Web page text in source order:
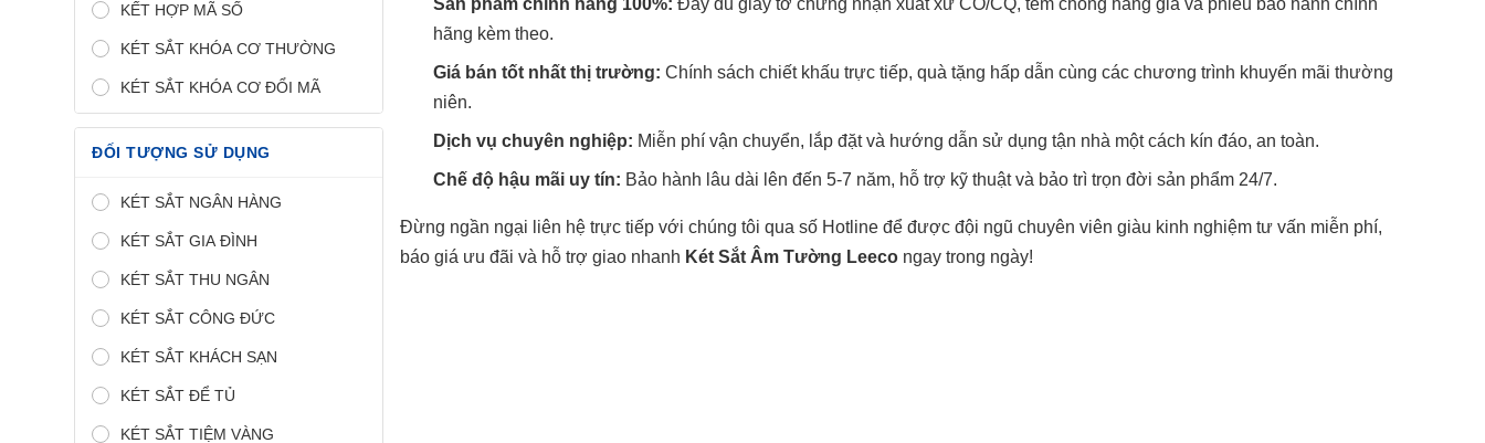
KẾT HỢP MÃ SỐ
KÉT SẮT KHÓA CƠ THƯỜNG
KÉT SẮT KHÓA CƠ ĐỔI MÃ
ĐỐI TƯỢNG SỬ DỤNG
KÉT SẮT NGÂN HÀNG
KÉT SẮT GIA ĐÌNH
KÉT SẮT THU NGÂN
KÉT SẮT CÔNG ĐỨC
KÉT SẮT KHÁCH SẠN
KÉT SẮT ĐỂ TỦ
KÉT SẮT TIỆM VÀNG
hãng kèm theo.
Giá bán tốt nhất thị trường: Chính sách chiết khấu trực tiếp, quà tặng hấp dẫn cùng các chương trình khuyến mãi thường
niên.
Dịch vụ chuyên nghiệp: Miễn phí vận chuyển, lắp đặt và hướng dẫn sử dụng tận nhà một cách kín đáo, an toàn.
Chế độ hậu mãi uy tín: Bảo hành lâu dài lên đến 5-7 năm, hỗ trợ kỹ thuật và bảo trì trọn đời sản phẩm 24/7.
Đừng ngần ngại liên hệ trực tiếp với chúng tôi qua số Hotline để được đội ngũ chuyên viên giàu kinh nghiệm tư vấn miễn phí,
báo giá ưu đãi và hỗ trợ giao nhanh Két Sắt Âm Tường Leeco ngay trong ngày!